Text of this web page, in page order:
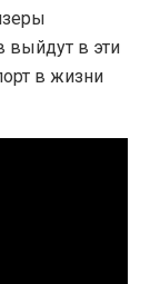
выйдут в эти
в жизни